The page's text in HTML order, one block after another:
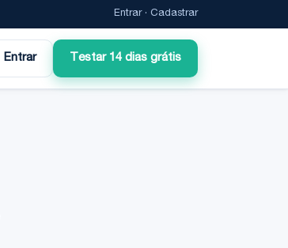
Entrar· Cadastrar
Entrar Testar 14 dias grátis